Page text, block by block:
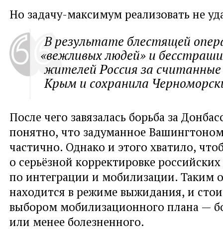
Но задачу-максимум реализовать не
В результате блестящей
«вежливых людей» и
жителей Россия за считанные
Крым и сохранила
После чего завязалась борьба за
понятно, что задуманное
частично. Однако и этого хватило,
о серьёзной корректировке
по интеграции и мобилизации. Таким
находится в режиме выжидания, и
выбором мобилизационного плана —
или менее болезненного.